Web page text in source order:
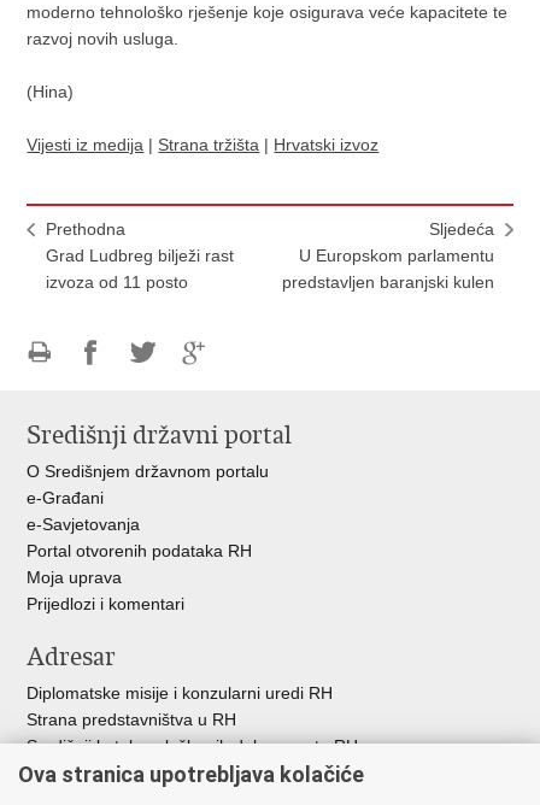
moderno tehnološko rješenje koje osigurava veće kapacitete te
razvoj novih usluga.
(Hina)
Vijesti iz medija | Strana tržišta | Hrvatski izvoz
Prethodna
Grad Ludbreg bilježi rast
izvoza od 11 posto
Sljedeća
U Europskom parlamentu
predstavljen baranjski kulen
FacebookuTwitteruGoogle
Središnji državni portal
O Središnjem državnom portalu
e-Građani
e-Savjetovanja
Portal otvorenih podataka RH
Moja uprava
Prijedlozi i komentari
Adresar
Diplomatske misije i konzularni uredi RH
Strana predstavništva u RH
Središnji katalog službenih dokumenata RH
Adresar tijela javne vlasti
Ova stranica upotrebljava kolačiće